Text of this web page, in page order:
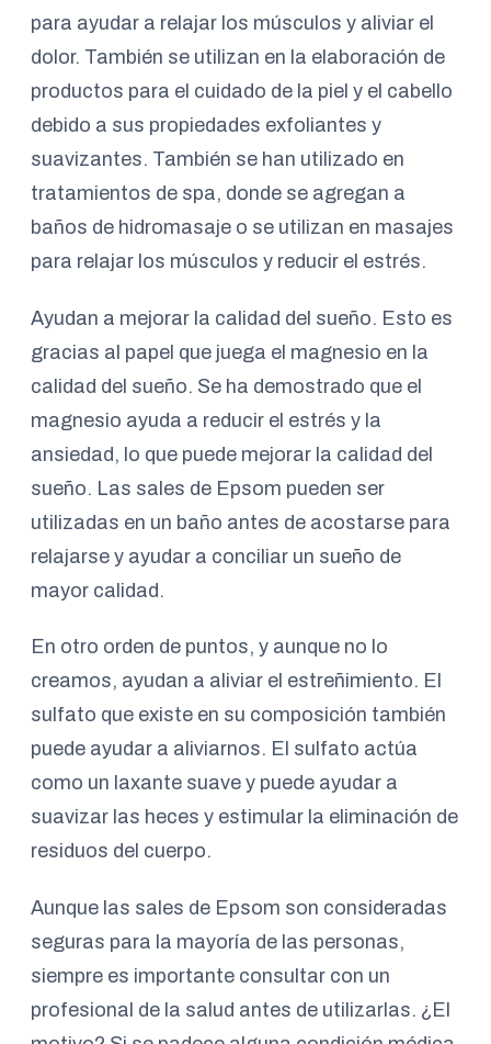
para ayudar a relajar los músculos y aliviar el
dolor. También se utilizan en la elaboración de
productos para el cuidado de la piel y el cabello
debido a sus propiedades exfoliantes y
suavizantes. También se han utilizado en
tratamientos de spa, donde se agregan a
baños de hidromasaje o se utilizan en masajes
para relajar los músculos y reducir el estrés.
Ayudan a mejorar la calidad del sueño. Esto es
gracias al papel que juega el magnesio en la
calidad del sueño. Se ha demostrado que el
magnesio ayuda a reducir el estrés y la
ansiedad, lo que puede mejorar la calidad del
sueño. Las sales de Epsom pueden ser
utilizadas en un baño antes de acostarse para
relajarse y ayudar a conciliar un sueño de
mayor calidad.
En otro orden de puntos, y aunque no lo
creamos, ayudan a aliviar el estreñimiento. El
sulfato que existe en su composición también
puede ayudar a aliviarnos. El sulfato actúa
como un laxante suave y puede ayudar a
suavizar las heces y estimular la eliminación de
residuos del cuerpo.
Aunque las sales de Epsom son consideradas
seguras para la mayoría de las personas,
siempre es importante consultar con un
profesional de la salud antes de utilizarlas. ¿El